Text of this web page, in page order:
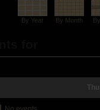
By Year By Month